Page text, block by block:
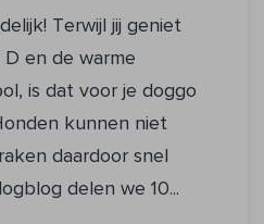
Terwijl jij geniet
en de warme
is dat voor je doggo
kunnen niet
daardoor snel
delen we 10...